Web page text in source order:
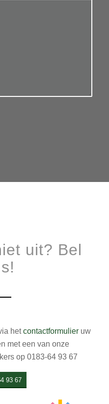
uit? Bel
hetcontactformulier uw
met een van onze
op 0183-64 93 67
93 67